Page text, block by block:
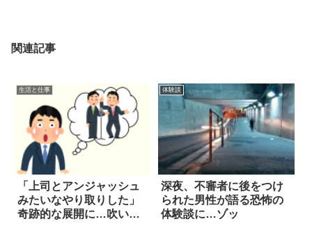
関連記事
生活と仕事
「上司とアンジャッシュ
みたいなやり取りした」
奇跡的な展開に…吹い
体験談
深夜、不審者に後をつけ
られた男性が語る恐怖の
体験談に…ゾッ